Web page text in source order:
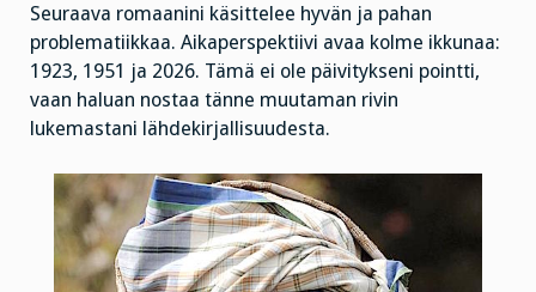
Seuraava romaanini käsittelee hyvän ja pahan
problematiikkaa. Aikaperspektiivi avaa kolme ikkunaa:
1923, 1951 ja 2026. Tämä ei ole päivitykseni pointti,
vaan haluan nostaa tänne muutaman rivin
lukemastani lähdekirjallisuudesta.